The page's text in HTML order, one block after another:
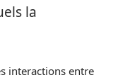
la
interactions entre